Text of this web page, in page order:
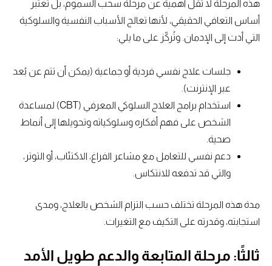
هذه المرحلة لا تقل أهمية عن مرحلة سحب السموم، بل تعتبر
أساس التعافي الحقيقي، لأنها تعالج الأسباب النفسية والسلوكية
التي أدت إلى الإدمان. وتُركّز على ما يلي:
جلسات علاج نفسي فردية أو جماعية (يمكن أن تتم عن بُعد
عبر الإنترنت).
استخدام برامج العلاج السلوكي المعرفي (CBT) لمساعدة
الشخص على فهم أفكاره وسلوكياته وتحويلها إلى أنماط
صحية.
دعم نفسي للتعامل مع مشاعر الفراغ، الاكتئاب، أو التوتر،
والتي قد تدفعه للانتكاس.
مدة هذه المرحلة تختلف حسب التزام الشخص بالعلاج، ومدى
استجابته، وقدرته على التكيف مع التغيرات.
ثالثًا: مرحلة المتابعة والدعم طويل الأمد